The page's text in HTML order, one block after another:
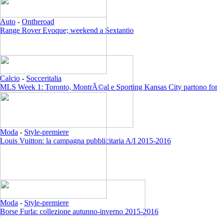
Auto - Ontheroad
Range Rover Evoque; weekend a Sextantio
Calcio - Socceritalia
MLS Week 1: Toronto, MontrÃ©al e Sporting Kansas City partono
Moda - Style-premiere
Louis Vuitton: la campagna pubblicitaria A/I 2015-2016
Moda - Style-premiere
Borse Furla: collezione autunno-inverno 2015-2016